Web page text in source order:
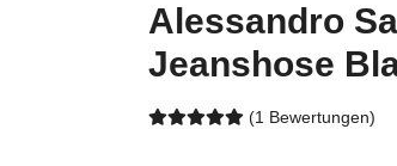
Alessandro
Jeanshose
(1 Bewertungen)